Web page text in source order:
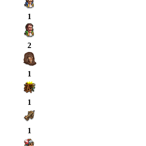
1
2
1
1
1